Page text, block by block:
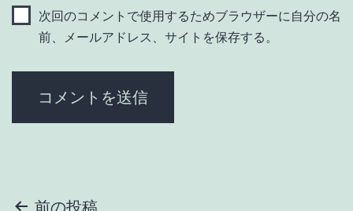
次回のコメントで使用するためブラウザーに自分の名
前、メールアドレス、サイトを保存する。
前の投稿